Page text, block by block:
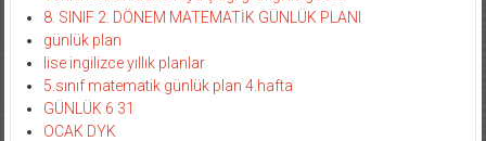
8. SINIF 2. DÖNEM MATEMATİK GÜNLÜK PLANI
günlük plan
lise ingilizce yıllık planlar
5.sınıf matematik günlük plan 4.hafta
GÜNLÜK 6 31
OCAK DYK